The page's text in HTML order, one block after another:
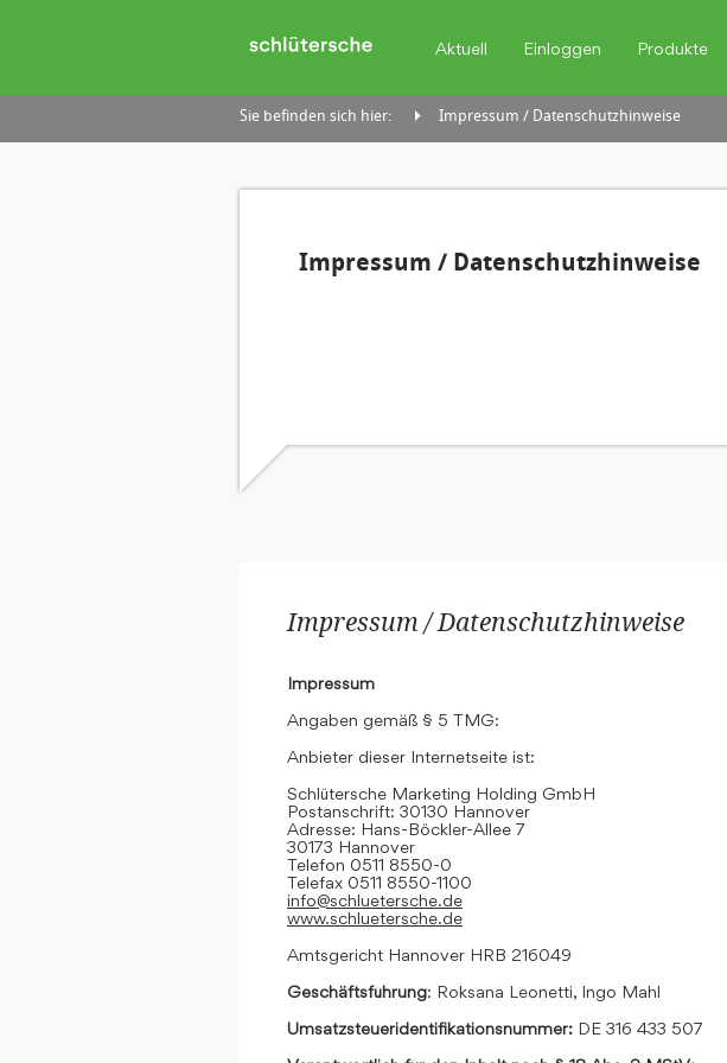
Aktuell Einloggen Produkte
Sie befinden sich hier: Impressum / Datenschutzhinweise
Impressum / Datenschutzhinweise
Impressum / Datenschutzhinweise
Impressum
Angaben gemäß § 5 TMG:
Anbieter dieser Internetseite ist:
Schlütersche Marketing Holding GmbH
Postanschrift: 30130 Hannover
Adresse: Hans-Böckler-Allee 7
30173 Hannover
Telefon 0511 8550-0
Telefax 0511 8550-1100
info@schluetersche.de
www.schluetersche.de
Amtsgericht Hannover HRB 216049
Geschäftsführung: Roksana Leonetti, Ingo Mahl
Umsatzsteueridentifikationsnummer: DE 316 433 507